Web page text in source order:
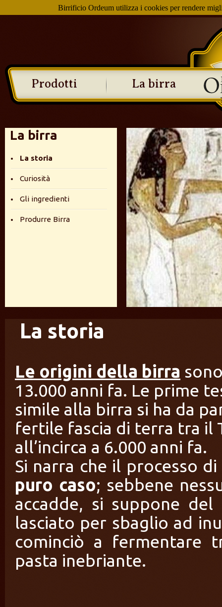
Birrificio Ordeum utilizza i cookies per rendere
Prodotti La birra
La birra
La storia
Curiosità
Gli ingredienti
Produrre Birra
La storia
Le origini della birra
13.000 anni fa. Le prime
simile alla birra si ha da
fertile fascia di terra tra il
all’incirca a 6.000 anni fa.
Si narra che il processo
puro caso; sebbene
accadde, si suppone
lasciato per sbaglio ad
cominciò a fermentare
pasta inebriante.